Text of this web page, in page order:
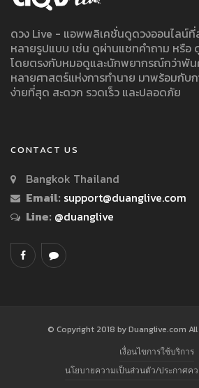
ดวง Live - แอพพลิเคชั่นดูดวงออนไลน์ที่
หลายรูปแบบ เช่น ดูผ่านแชทคำถาม หรือ
โดยตรงกับหมอดูและนักพยากรณ์กว่าพัน
หลายศาสตร์แห่งการทำนาย มาพร้อมกับ
ง่ายที่สุด สะดวก รวดเร็ว และปลอดภัย
CONTACT US
Bangkok Thailand
Email: support@duanglive.com
Line: @duanglive
© Copyright 2018 by Duanglive.com
เงื่อนไขการใช้บริการ
นโยบายความเป็นส่วนตัว/ประกาศค